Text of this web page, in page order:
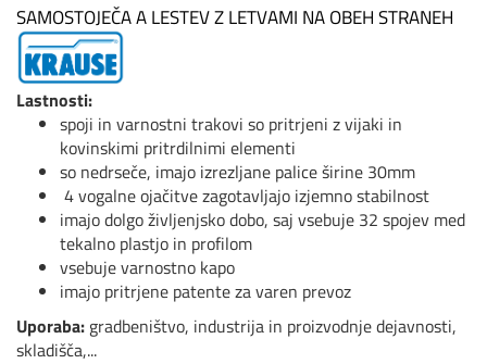
SAMOSTOJEČA A LESTEV Z LETVAMI NA OBEH STRANEH
Lastnosti:
spoji in varnostni trakovi so pritrjeni z vijaki in
kovinskimi pritrdilnimi elementi
so nedrseče, imajo izrezljane palice širine 30mm
4 vogalne ojačitve zagotavljajo izjemno stabilnost
imajo dolgo življenjsko dobo, saj vsebuje 32 spojev med
tekalno plastjo in profilom
vsebuje varnostno kapo
imajo pritrjene patente za varen prevoz
Uporaba: gradbeništvo, industrija in proizvodnje dejavnosti,
skladišča,...